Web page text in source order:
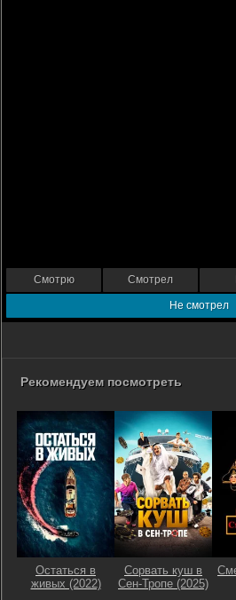
Смотрю Смотрел
Не смотрел
Рекомендуем посмотреть
Остаться в
живых (2022)
Сорвать куш в
Сен-Тропе (2025)